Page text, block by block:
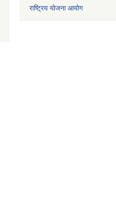
राष्ट्रिय योजना आयोग